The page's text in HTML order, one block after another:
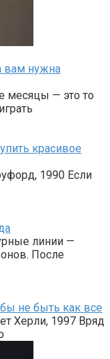
вам нужна
месяцы — это то
красивое
1990 Если
линии —
После
не быть как все
Херли, 1997 Вряд